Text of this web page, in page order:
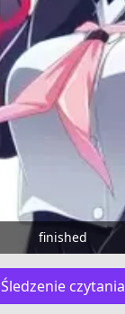
finished
Śledzenie czytania